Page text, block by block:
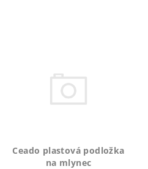
Ceado plastová podložka
na mlynec